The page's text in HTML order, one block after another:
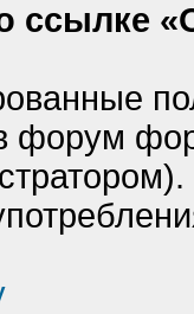
ссылке
форум